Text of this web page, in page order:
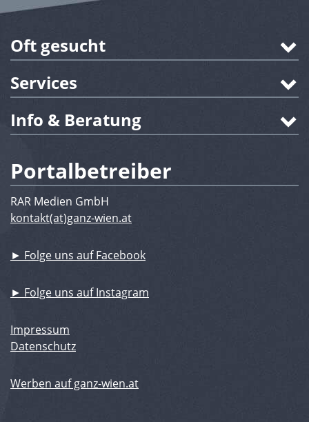
Oft gesucht
Services
Info & Beratung
Portalbetreiber
RAR Medien GmbH
kontakt(at)ganz-wien.at
► Folge uns auf Facebook
► Folge uns auf Instagram
Impressum
Datenschutz
Werben auf ganz-wien.at